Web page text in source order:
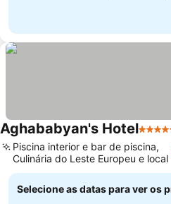
Aghababyan's Hotel5
Piscina interior e bar de piscina,
Culinária do Leste Europeu e local
Selecione as datas para ver os